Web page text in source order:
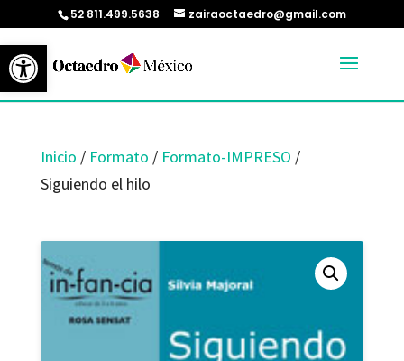
Abrir barra de herramientas
52 811.499.5638 zairaoctaedro@gmail.com
Inicio / Formato / Formato-IMPRESO /
Siguiendo el hilo